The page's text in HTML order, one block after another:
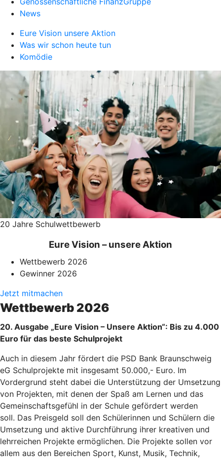
News
Eure Vision unsere Aktion
Was wir schon heute tun
Komödie
20 Jahre Schulwettbewerb
Eure Vision – unsere Aktion
Wettbewerb 2026
Gewinner 2026
Jetzt mitmachen
Wettbewerb 2026
20. Ausgabe „Eure Vision – Unsere Aktion“: Bis zu 4.000
Euro für das beste Schulprojekt
Auch in diesem Jahr fördert die PSD Bank Braunschweig
eG Schulprojekte mit insgesamt 50.000,- Euro. Im
Vordergrund steht dabei die Unterstützung der Umsetzung
von Projekten, mit denen der Spaß am Lernen und das
Gemeinschaftsgefühl in der Schule gefördert werden
soll. Das Preisgeld soll den Schülerinnen und Schülern die
Umsetzung und aktive Durchführung ihrer kreativen und
lehrreichen Projekte ermöglichen. Die Projekte sollen vor
allem aus den Bereichen Sport, Kunst, Musik, Technik,